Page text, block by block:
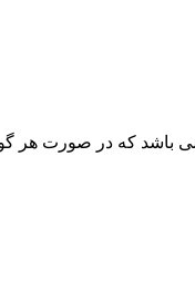
باشد که در صورت هر